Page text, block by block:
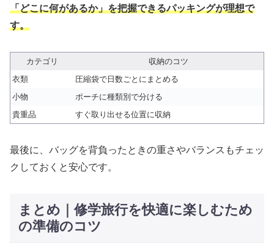
「どこに何があるか」を把握できるパッキングが理想で
す。
カテゴリ
収納のコツ
衣類
圧縮袋で日数ごとにまとめる
小物
ポーチに種類別で分ける
貴重品
すぐ取り出せる位置に収納
最後に、バッグを背負ったときの重さやバランスもチェッ
クしておくと安心です。
まとめ｜修学旅行を快適に楽しむため
の準備のコツ